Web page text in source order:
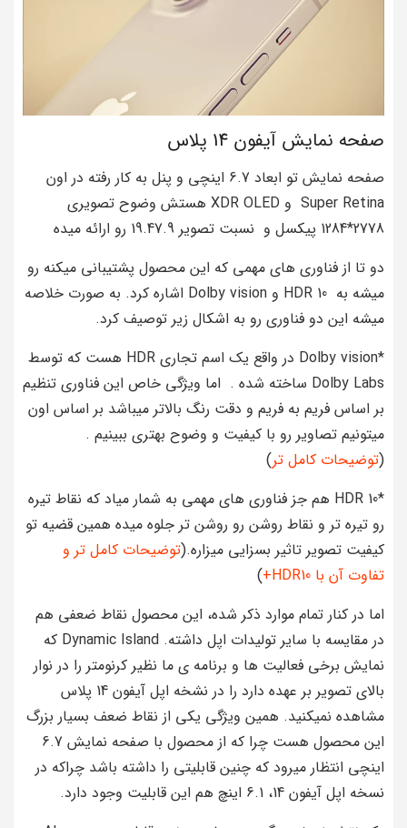
صفحه نمایش آیفون 14 پلاس
صفحه نمایش تو ابعاد 6.7 اینچی و پنل به کار رفته در اون
Super Retina و XDR OLED هستش وضوح تصویری
2778*1284 پیکسل و نسبت تصویر 19.47.9 رو ارائه میده
دو تا از فناوری های مهمی که این محصول پشتیبانی میکنه رو
میشه به HDR 10 و Dolby vision اشاره کرد. به صورت خلاصه
میشه این دو فناوری رو به اشکال زیر توصیف کرد.
*Dolby vision در واقع یک اسم تجاری HDR هست که توسط
Dolby Labs ساخته شده . اما ویژگی خاص این فناوری تنظیم
بر اساس فریم به فریم و دقت رنگ بالاتر میباشد بر اساس اون
میتونیم تصاویر رو با کیفیت و وضوح بهتری ببینیم .
(توضیحات کامل تر)
*HDR 10 هم جز فناوری های مهمی به شمار میاد که نقاط تیره
رو تیره تر و نقاط روشن رو روشن تر جلوه میده همین قضیه تو
کیفیت تصویر تاثیر بسزایی میزاره.(توضیحات کامل تر و
تفاوت آن با HDR10+
)
اما در کنار تمام موارد ذکر شده، این محصول نقاط ضعفی هم
در مقایسه با سایر تولیدات اپل داشته. Dynamic Island که
نمایش برخی فعالیت ها و برنامه ی ما نظیر کرنومتر را در نوار
بالای تصویر بر عهده دارد را در نشخه اپل آیفون 14 پلاس
مشاهده نمیکنید. همین ویژگی یکی از نقاط ضعف بسیار بزرگ
این محصول هست چرا که از محصول با صفحه نمایش 6.7
اینچی انتظار میرود که چنین قابلیتی را داشته باشد چراکه در
نسخه اپل آیفون 14، 6.1 اینچ هم این قابلیت وجود دارد.